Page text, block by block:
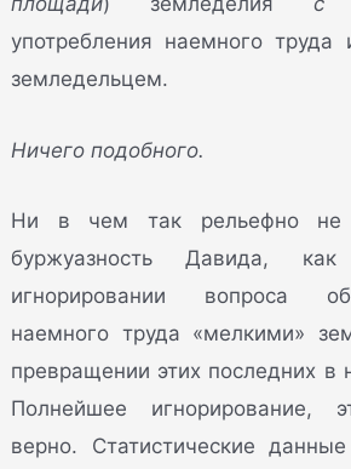
употребления наемного
земледельцем.
Ничего подобного.
Ни в чем так рельефно не
буржуазность Давида,
игнорировании вопроса
наемного труда «мелкими»
превращении этих последних в
Полнейшее игнорирование,
верно. Статистические